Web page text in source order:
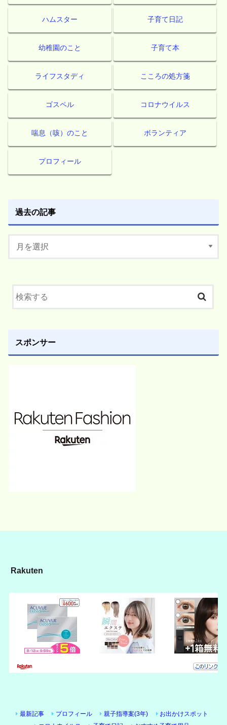
ハムスター 子育て日記
幼稚園のこと 子育て本
ライフスタディ こころの処方箋
ゴスペル コロナウイルス
喘息（咳）のこと ボランティア
プロフィール
過去の記事
スポンサー
Rakuten
最新記事 プロフィール 親子指導案(3年)
お出かけスポット